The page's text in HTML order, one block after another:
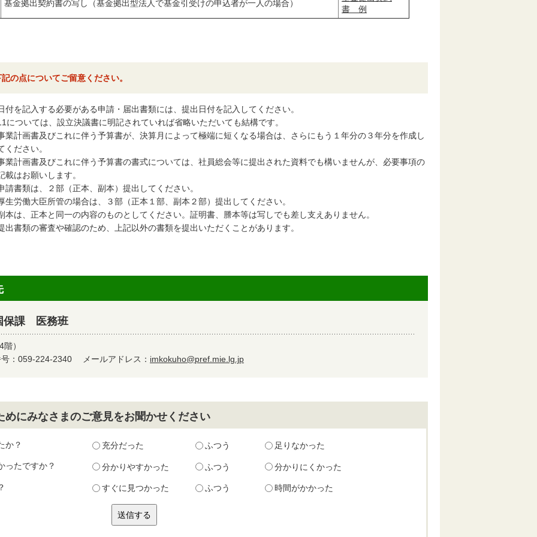
基金拠出契約書の写し（基金拠出型法人で基金引受けの申込者が一人の場合）
書 例
の点についてご留意ください。
付を記入する必要がある申請・届出書類には、提出日付を記入してください。
については、設立決議書に明記されていれば省略いただいても結構です。
業計画書及びこれに伴う予算書が、決算月によって極端に短くなる場合は、さらにもう１年分の３年分を作成し
ください。
業計画書及びこれに伴う予算書の書式については、社員総会等に提出された資料でも構いませんが、必要事項の
載はお願いします。
請書類は、２部（正本、副本）提出してください。
生労働大臣所管の場合は、３部（正本１部、副本２部）提出してください。
本は、正本と同一の内容のものとしてください。証明書、謄本等は写しでも差し支えありません。
出書類の審査や確認のため、上記以外の書類を提出いただくことがあります。
保課 医務班
）
：059-224-2340
メールアドレス： imkokuho@pref.mie.lg.jp
にみなさまのご意見をお聞かせください
か？ 充分だった ふつう 足りなかった
ったですか？ 分かりやすかった ふつう 分かりにくかった
すぐに見つかった ふつう 時間がかかった